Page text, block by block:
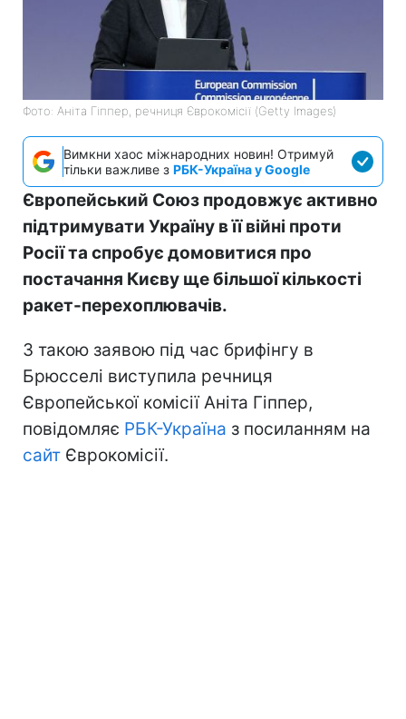
Фото: Аніта Гіппер, речниця Єврокомісії (Getty Images)
Вимкни хаос міжнародних новин! Отримуй
тільки важливе з РБК-Україна у Google
Європейський Союз продовжує активно
підтримувати Україну в її війні проти
Росії та спробує домовитися про
постачання Києву ще більшої кількості
ракет-перехоплювачів.
З такою заявою під час брифінгу в
Брюсселі виступила речниця
Європейської комісії Аніта Гіппер,
повідомляє РБК-Україна з посиланням на
сайт Єврокомісії.